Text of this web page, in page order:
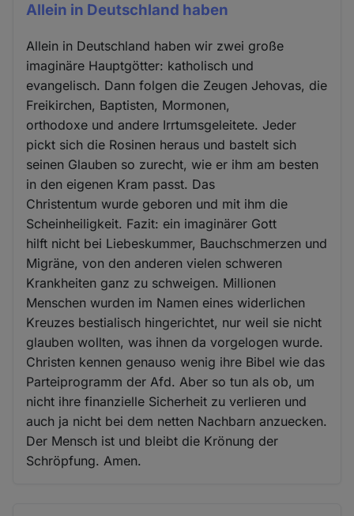
Allein in Deutschland haben
Allein in Deutschland haben wir zwei große
imaginäre Hauptgötter: katholisch und
evangelisch. Dann folgen die Zeugen Jehovas, die
Freikirchen, Baptisten, Mormonen,
orthodoxe und andere Irrtumsgeleitete. Jeder
pickt sich die Rosinen heraus und bastelt sich
seinen Glauben so zurecht, wie er ihm am besten
in den eigenen Kram passt. Das
Christentum wurde geboren und mit ihm die
Scheinheiligkeit. Fazit: ein imaginärer Gott
hilft nicht bei Liebeskummer, Bauchschmerzen und
Migräne, von den anderen vielen schweren
Krankheiten ganz zu schweigen. Millionen
Menschen wurden im Namen eines widerlichen
Kreuzes bestialisch hingerichtet, nur weil sie nicht
glauben wollten, was ihnen da vorgelogen wurde.
Christen kennen genauso wenig ihre Bibel wie das
Parteiprogramm der Afd. Aber so tun als ob, um
nicht ihre finanzielle Sicherheit zu verlieren und
auch ja nicht bei dem netten Nachbarn anzuecken.
Der Mensch ist und bleibt die Krönung der
Schröpfung. Amen.